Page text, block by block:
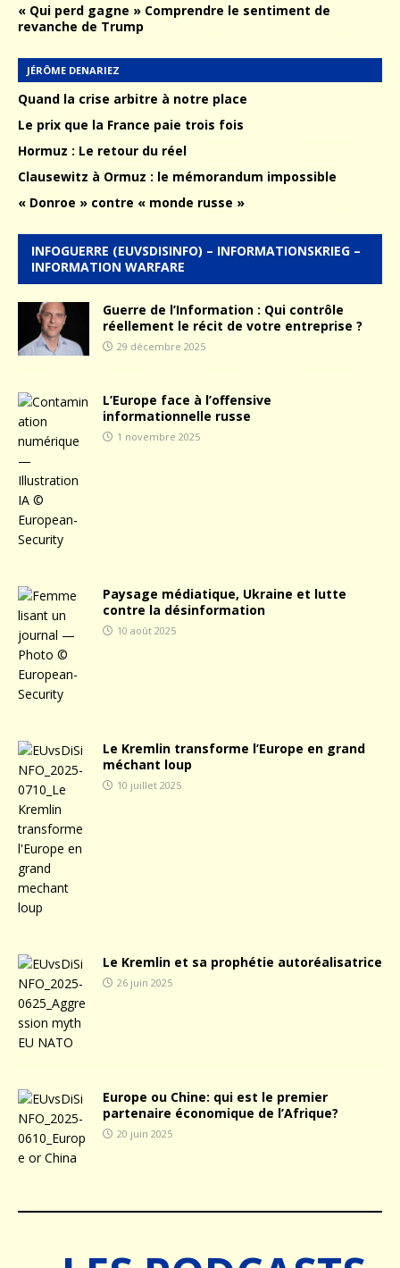
« Qui perd gagne » Comprendre le sentiment de
revanche de Trump
JÉRÔME DENARIEZ
Quand la crise arbitre à notre place
Le prix que la France paie trois fois
Hormuz : Le retour du réel
Clausewitz à Ormuz : le mémorandum impossible
« Donroe » contre « monde russe »
INFOGUERRE (EUVSDISINFO) – INFORMATIONSKRIEG –
INFORMATION WARFARE
Guerre de l’Information : Qui contrôle
réellement le récit de votre entreprise ?
29 décembre 2025
L’Europe face à l’offensive
informationnelle russe
1 novembre 2025
Paysage médiatique, Ukraine et lutte
contre la désinformation
10 août 2025
Le Kremlin transforme l’Europe en grand
méchant loup
10 juillet 2025
Le Kremlin et sa prophétie autoréalisatrice
26 juin 2025
Europe ou Chine: qui est le premier
partenaire économique de l’Afrique?
20 juin 2025